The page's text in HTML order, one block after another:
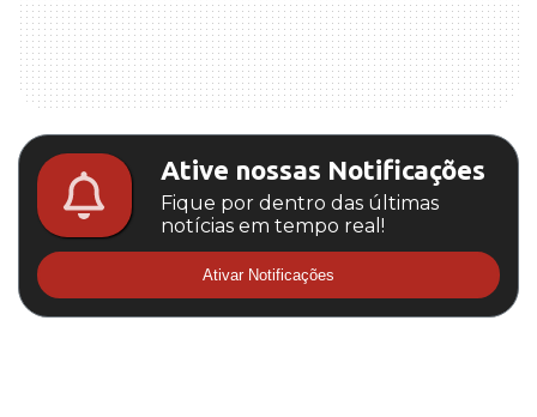
Ative nossas Notificações
Fique por dentro das últimas
notícias em tempo real!
Ativar Notificações